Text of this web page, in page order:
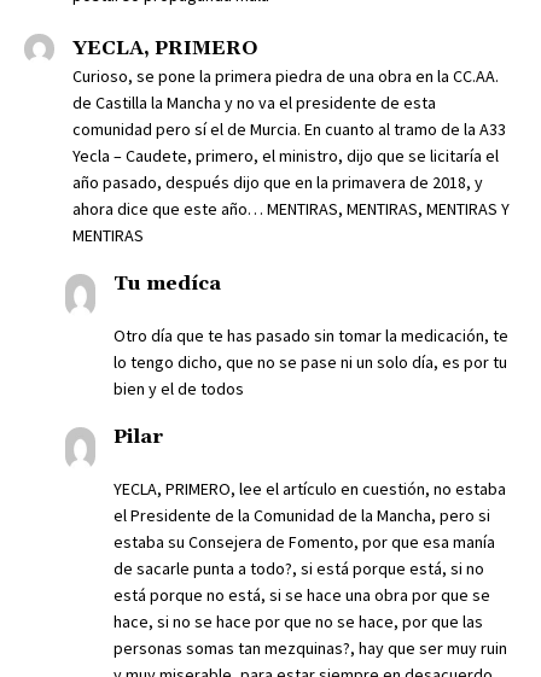
YECLA, PRIMERO
Curioso, se pone la primera piedra de una obra en la CC.AA.
de Castilla la Mancha y no va el presidente de esta
comunidad pero sí el de Murcia. En cuanto al tramo de la A33
Yecla – Caudete, primero, el ministro, dijo que se licitaría el
año pasado, después dijo que en la primavera de 2018, y
ahora dice que este año… MENTIRAS, MENTIRAS, MENTIRAS Y
MENTIRAS
Tu medíca
Otro día que te has pasado sin tomar la medicación, te
lo tengo dicho, que no se pase ni un solo día, es por tu
bien y el de todos
Pilar
YECLA, PRIMERO, lee el artículo en cuestión, no estaba
el Presidente de la Comunidad de la Mancha, pero si
estaba su Consejera de Fomento, por que esa manía
de sacarle punta a todo?, si está porque está, si no
está porque no está, si se hace una obra por que se
hace, si no se hace por que no se hace, por que las
personas somas tan mezquinas?, hay que ser muy ruin